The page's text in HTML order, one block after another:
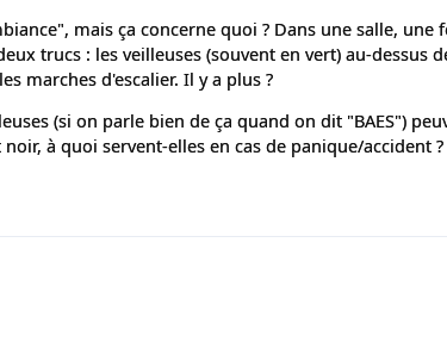
mais ça concerne quoi ? Dans une salle, une
trucs : les veilleuses (souvent en vert) au-dessus
marches d'escalier. Il y a plus ?
(si on parle bien de ça quand on dit "BAES")
à quoi servent-elles en cas de panique/accident ?